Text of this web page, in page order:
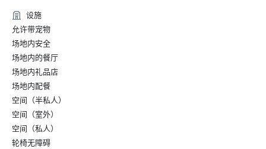
设施
允许带宠物
场地内安全
场地内的餐厅
场地内礼品店
场地内配餐
空间（半私人）
空间（室外）
空间（私人）
轮椅无障碍